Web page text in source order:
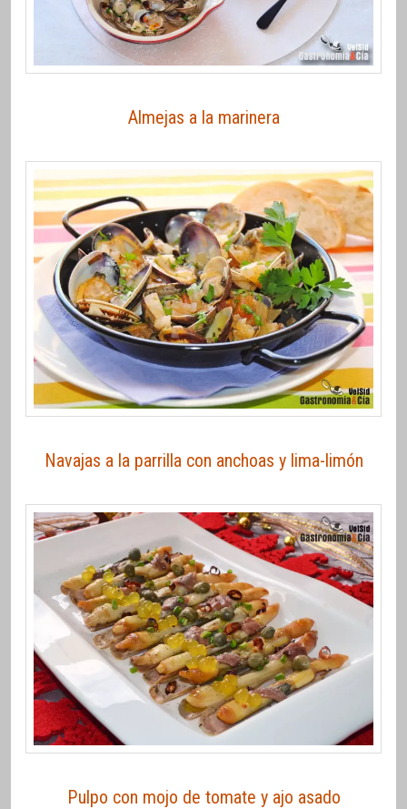
Almejas a la marinera
Navajas a la parrilla con anchoas y lima-limón
Pulpo con mojo de tomate y ajo asado